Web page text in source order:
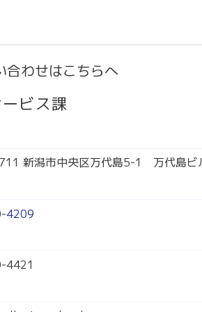
合わせはこちらへ
ビス課
新潟市中央区万代島5-1 万代島ビ
4209
4421